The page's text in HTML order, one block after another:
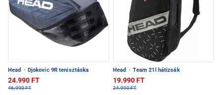
Head · Djokovic 9R tenisztáska
24.990 FT
46.990 FT
Head · Team 21l hátizsák
19.990 FT
24.990 FT